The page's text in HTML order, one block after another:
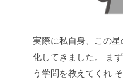
実際に私自身、この
化してきました。
ま
う学問を教えてくれ